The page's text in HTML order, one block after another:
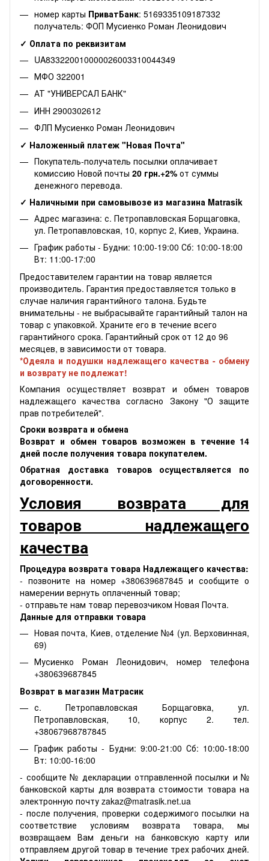
номер карты ПриватБанк: 5169335109187332
получатель: ФОП Мусиенко Роман Леонидович
✓ Оплата по реквизитам
UA833220010000026003310044349
МФО 322001
АТ "УНИВЕРСАЛ БАНК"
ИНН 2900302612
ФЛП Мусиенко Роман Леонидович
✓ Наложенный платеж "Новая Почта"
Покупатель-получатель посылки оплачивает
комиссию Новой почты 20 грн.+2% от суммы
денежного перевода.
✓ Наличными при самовывозе из магазина Matrasik
Адрес магазина: с. Петропавловская Борщаговка,
ул. Петропавловская, 10, корпус 2, Киев, Украина.
График работы - Будни: 10:00-19:00 Сб: 10:00-18:00
Вт: 11:00-17:00
Предоставителем гарантии на товар является
производитель. Гарантия предоставляется только в
случае наличия гарантийного талона. Будьте
внимательны - не выбрасывайте гарантийный талон на
товар с упаковкой. Храните его в течение всего
гарантийного срока. Гарантийный срок от 12 до 96
месяцев, в зависимости от товара.
*Одеяла и подушки надлежащего качества - обмену
и возврату не подлежат!
Компания осуществляет возврат и обмен товаров
надлежащего качества согласно Закону "О защите
прав потребителей".
Сроки возврата и обмена
Возврат и обмен товаров возможен в течение 14
дней после получения товара покупателем.
Обратная доставка товаров осуществляется по
договоренности.
Условия возврата для
товаров надлежащего
качества
Процедура возврата товара Надлежащего качества:
- позвоните на номер +380639687845 и сообщите о
намерении вернуть оплаченный товар;
- отправьте нам товар перевозчиком Новая Почта.
Данные для отправки товара
Новая почта, Киев, отделение №4 (ул. Верховинная,
69)
Мусиенко Роман Леонидович, номер телефона
+380639687845
Возврат в магазин Матрасик
с. Петропавловская Борщаговка, ул.
Петропавловская, 10, корпус 2. тел.
+38067968787845
График работы - Будни: 9:00-21:00 Сб: 10:00-18:00
Вт: 10:00-16:00
- сообщите № декларации отправленной посылки и №
банковской карты для возврата стоимости товара на
электронную почту zakaz@matrasik.net.ua
- после получения, проверки содержимого посылки на
соответствие условиям возврата товара, мы
возвращаем Вам деньги на банковскую карту или
отправляем другой товар в течение трех рабочих дней.